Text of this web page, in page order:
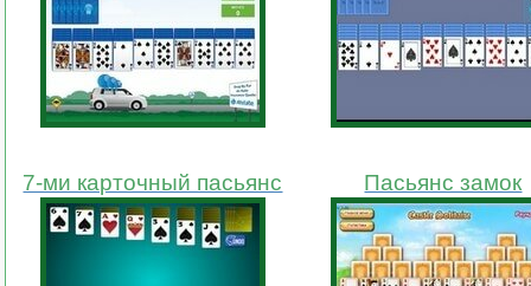
7-ми карточный пасьянс Пасьянс замок